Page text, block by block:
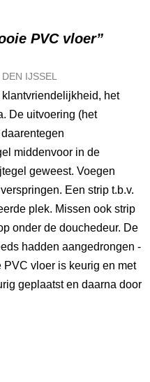
PVC vloer”
IJSSEL
klantvriendelijkheid, het
De uitvoering (het
middenvoor in de
geweest. Voegen
Een strip t.b.v.
plek. Missen ook strip
onder de douchedeur. De
hadden aangedrongen -
vloer is keurig en met
geplaatst en daarna door